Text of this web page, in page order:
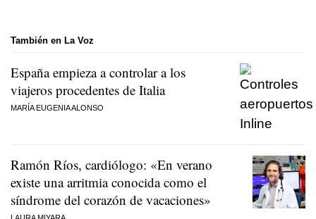
También en La Voz
España empieza a controlar a los
viajeros procedentes de Italia
MARÍA EUGENIA ALONSO
Ramón Ríos, cardiólogo: «En verano
existe una arritmia conocida como el
síndrome del corazón de vacaciones»